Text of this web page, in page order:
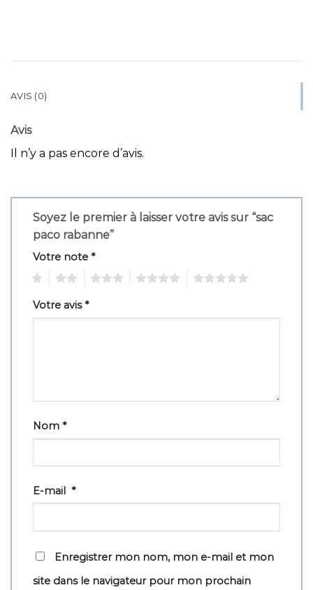
AVIS (0)
Avis
Il n’y a pas encore d’avis.
Soyez le premier à laisser votre avis sur “sac
paco rabanne”
Votre note *
Votre avis*
Nom *
E-mail *
Enregistrer mon nom, mon e-mail et mon
site dans le navigateur pour mon prochain